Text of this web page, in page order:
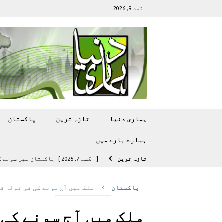
اگست 9, 2026
ہماری دنیا تازہ ترين پاکستان
ہمارے بارے ميں
تازہ ترين [ اگست 7, 2026 ] پاکستان میں سونے کی قیمت میں
پاکستان
[ اگست 5, 2026 ]
پاکستان ملک میں آج سونے کی فی تولہ قیمت میں 2800